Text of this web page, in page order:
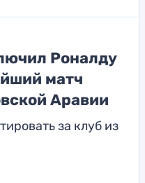
Роналду
матч
Аравии
за клуб из